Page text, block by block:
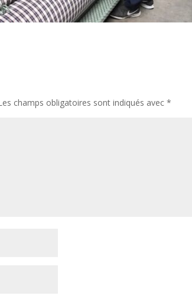
champs obligatoires sont indiqués avec*